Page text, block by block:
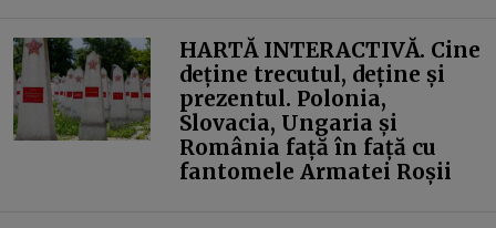
HARTĂ INTERACTIVĂ. Cine
deține trecutul, deține și
prezentul. Polonia,
Slovacia, Ungaria și
România față în față cu
fantomele Armatei Roșii